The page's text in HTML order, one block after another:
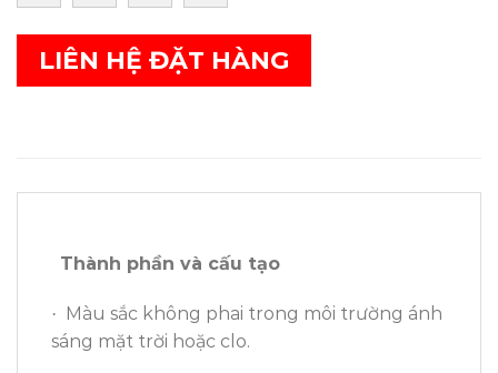
LIÊN HỆ ĐẶT HÀNG
Thành phần và cấu tạo
·
Màu sắc không phai trong môi trường ánh
sáng mặt trời hoặc clo.